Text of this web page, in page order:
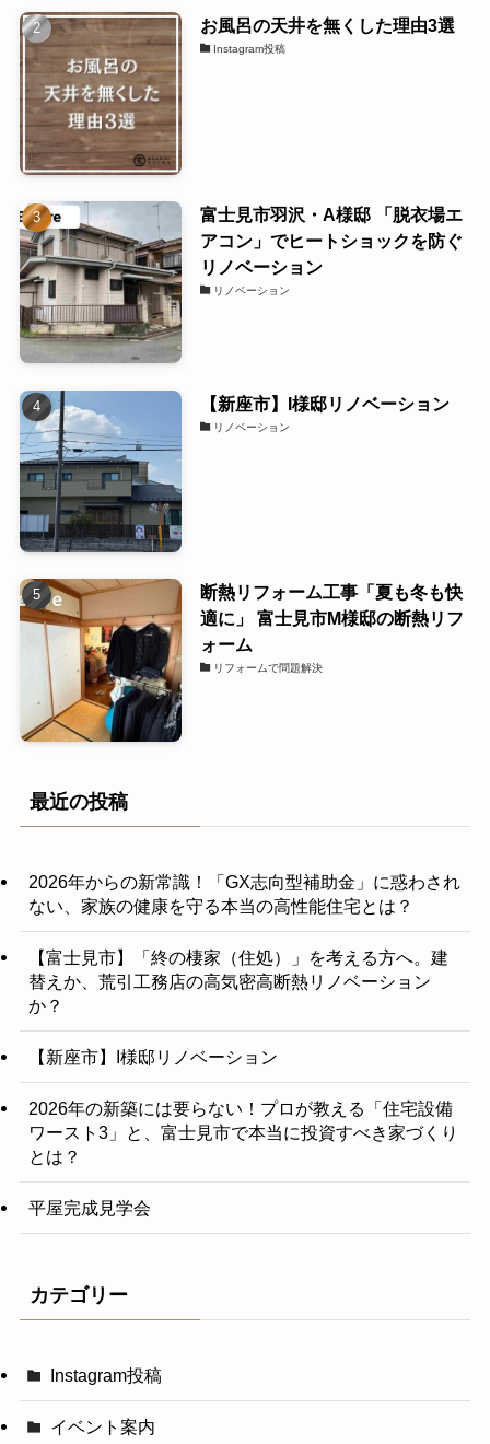
お風呂の天井を無くした理由3選
Instagram投稿
富士見市羽沢・A様邸 「脱衣場エ
アコン」でヒートショックを防ぐ
リノベーション
リノベーション
【新座市】I様邸リノベーション
リノベーション
断熱リフォーム工事「夏も冬も快
適に」 富士見市M様邸の断熱リフ
ォーム
リフォームで問題解決
最近の投稿
2026年からの新常識！「GX志向型補助金」に惑わされ
ない、家族の健康を守る本当の高性能住宅とは？
【富士見市】「終の棲家（住処）」を考える方へ。建
替えか、荒引工務店の高気密高断熱リノベーション
か？
【新座市】I様邸リノベーション
2026年の新築には要らない！プロが教える「住宅設備
ワースト3」と、富士見市で本当に投資すべき家づくり
とは？
平屋完成見学会
カテゴリー
Instagram投稿
イベント案内